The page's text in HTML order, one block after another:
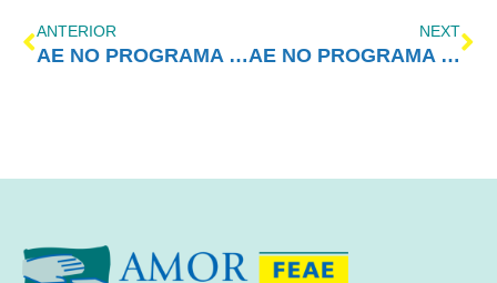
ANTERIOR
AE NO PROGRAMA VIDA MELHOR – REDEVIDA – 11/01/2021
NEXT
AE NO PROGRAMA VIDA MELHOR – REDEVIDA – 18/01/2021